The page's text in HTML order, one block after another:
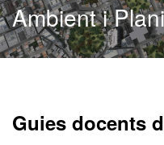
Ambient i
Guies docents